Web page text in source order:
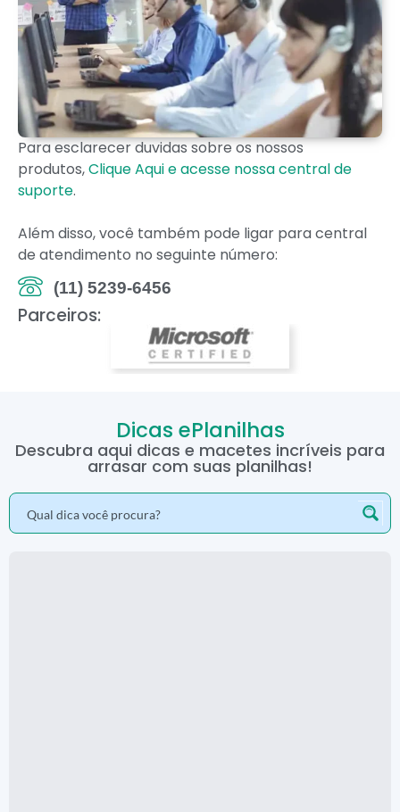
Para esclarecer duvidas sobre os nossos
produtos,Clique Aqui e acesse nossa central de
suporte.
Além disso, você também pode ligar para central
de atendimento no seguinte número:
(11) 5239-6456
Parceiros:
Dicas ePlanilhas
Descubra aqui dicas e macetes incríveis para
arrasar com suas planilhas!